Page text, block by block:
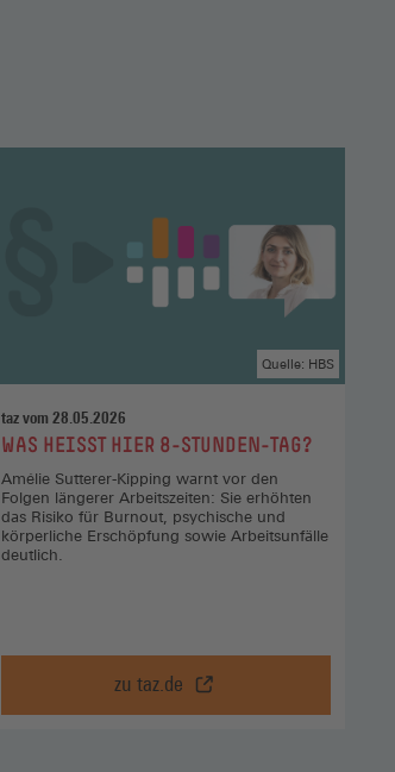
taz vom 28.05.2026
:WAS HEISST HIER 8-STUNDEN-TAG?
Quelle: HBS
Amélie Sutterer-Kipping warnt vor den
Folgen längerer Arbeitszeiten: Sie erhöhten
das Risiko für Burnout, psychische und
körperliche Erschöpfung sowie Arbeitsunfälle
deutlich.
zu taz.deWas
heißt